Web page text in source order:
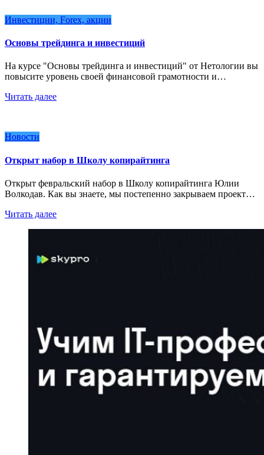
Инвестиции, Forex, акции
Основы трейдинга и инвестиций
На курсе "Основы трейдинга и инвестиций" от Нетологии вы
повысите уровень своей финансовой грамотности и…
Читать далее
Новости
Открыт набор в Школу копирайтинга
Открыт февральский набор в Школу копирайтинга Юлии
Волкодав. Как вы знаете, мы постепенно закрываем проект…
Читать далее